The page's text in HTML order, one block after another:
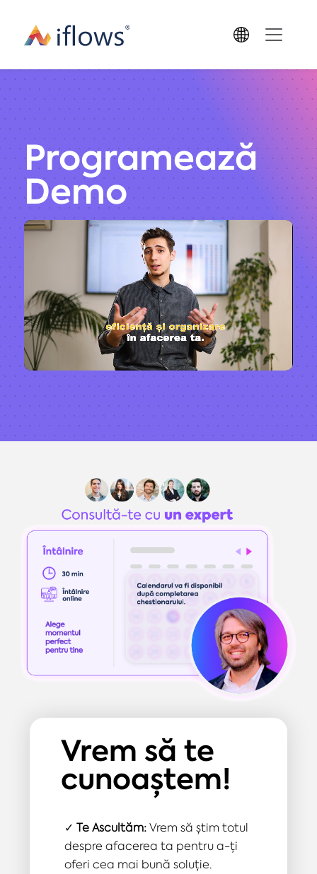
Programează
Demo
Vrem să te
cunoaștem!
✓Te Ascultăm: Vrem să știm totul
despre afacerea ta pentru a-ți
oferi cea mai bună soluție.